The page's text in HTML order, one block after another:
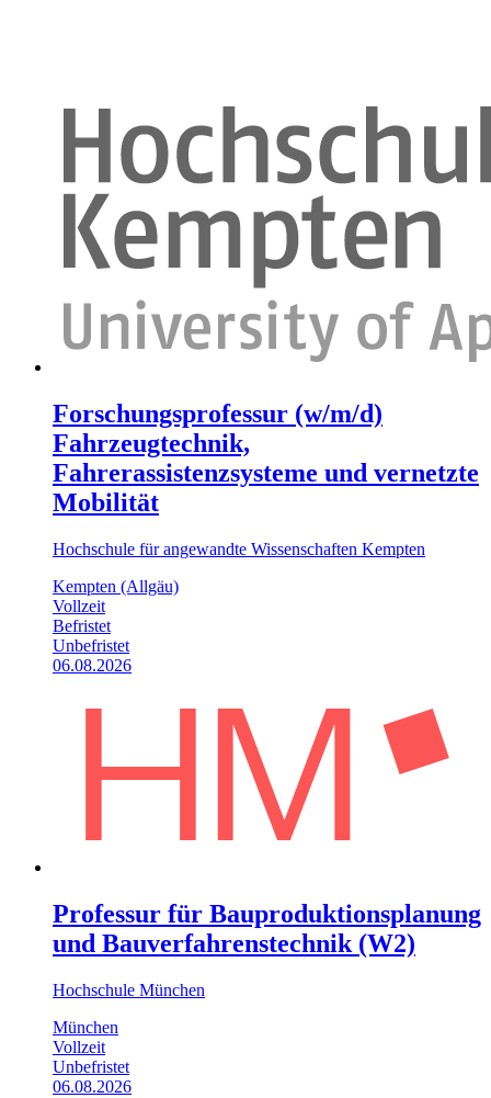
Forschungsprofessur (w/m/d)
Fahrzeugtechnik,
Fahrerassistenzsysteme und vernetzte
Mobilität
Hochschule für angewandte Wissenschaften Kempten
Kempten (Allgäu)
Vollzeit
Befristet
Unbefristet
06.08.2026
Professur für Bauproduktionsplanung
und Bauverfahrenstechnik (W2)
Hochschule München
München
Vollzeit
Unbefristet
06.08.2026